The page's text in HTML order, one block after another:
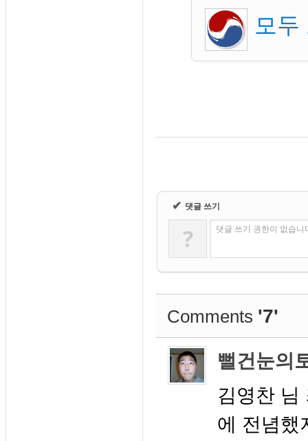
모
✔ 댓글 쓰기
? 댓글 쓰기 권한이 없습
Comments '7'
뻘건눈의
김영찬 님
에 전념했